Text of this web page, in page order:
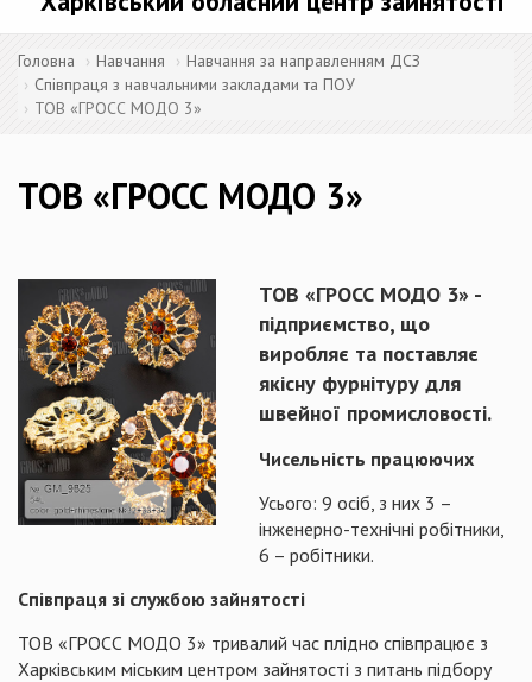
Головна Навчання
Навчання за направленням ДСЗ
Співпраця з навчальними закладами та ПОУ
ТОВ «ГРОСС МОДО 3»
ТОВ «ГРОСС МОДО 3»
ТОВ «ГРОСС МОДО 3» -
підприємство, що
виробляє та поставляє
якісну фурнітуру для
швейної промисловості.
Чисельність працюючих
Усього: 9 осіб, з них 3 –
інженерно-технічні робітники,
6 – робітники.
Співпраця зі службою зайнятості
ТОВ «ГРОСС МОДО 3» тривалий час плідно співпрацює з
Харківським міським центром зайнятості з питань підбору